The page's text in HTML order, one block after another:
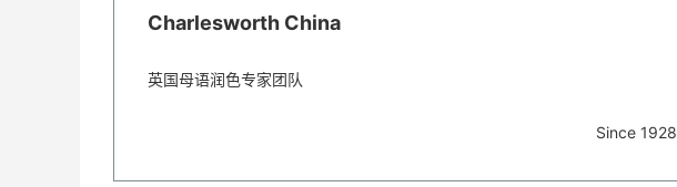
Charlesworth China
英国母语润色专家团队
Since 1928